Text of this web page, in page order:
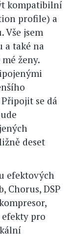
kompatibilní
profile) a
Vše jsem
a také na
ženy.
se dá
deset
efektových
Chorus, DSP
pro